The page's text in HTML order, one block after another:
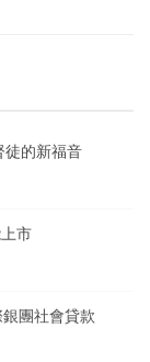
徒的新福音
市
團社會貸款